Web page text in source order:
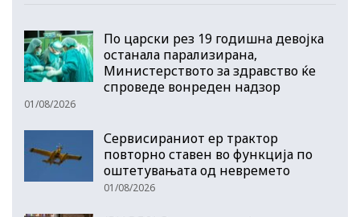
По царски рез 19 годишна девојка
останала парализирана,
Министерството за здравство ќе
спроведе вонреден надзор
01/08/2026
Сервисираниот ер трактор
повторно ставен во функција по
оштетувањата од невремето
01/08/2026